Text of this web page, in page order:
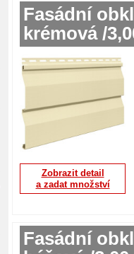
Fasádní
krémová /
Zobrazit detail
a zadat množství
Fasádní